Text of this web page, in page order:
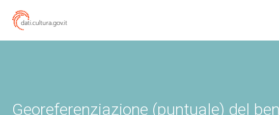
Georeferenziazione (puntuale) del